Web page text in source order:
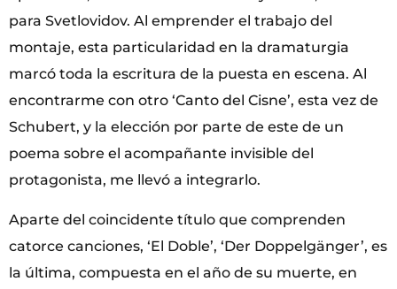
para Svetlovidov. Al emprender el trabajo del
montaje, esta particularidad en la dramaturgia
marcó toda la escritura de la puesta en escena. Al
encontrarme con otro ‘Canto del Cisne’, esta vez de
Schubert, y la elección por parte de este de un
poema sobre el acompañante invisible del
protagonista, me llevó a integrarlo.
Aparte del coincidente título que comprenden
catorce canciones, ‘El Doble’, ‘Der Doppelgänger’, es
la última, compuesta en el año de su muerte, en